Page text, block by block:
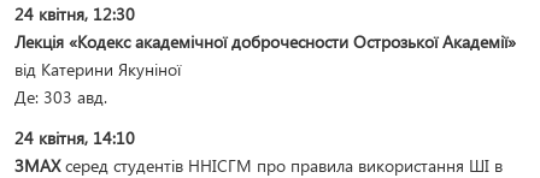
24 квітня, 12:30
Лекція «Кодекс академічної доброчесности Острозької Академії»
від Катерини Якуніної
Де: 303 авд.
24 квітня, 14:10
ЗМАХсеред студентів ННІСГМ про правила використання ШІ в